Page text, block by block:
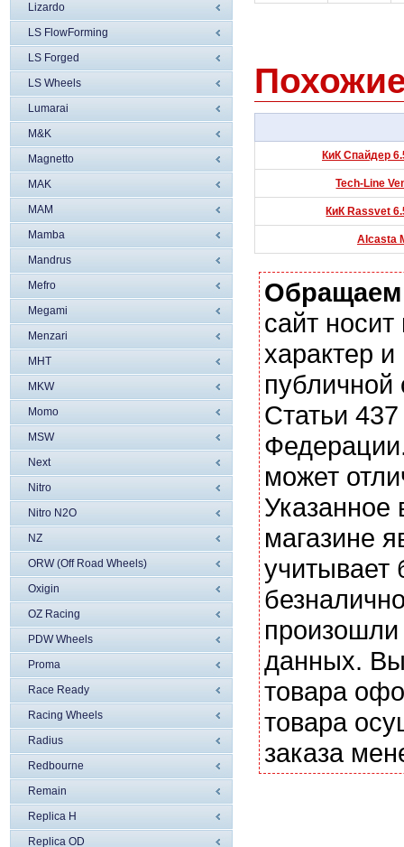
Lizardo
LS FlowForming
LS Forged
LS Wheels
Lumarai
M&K
Magnetto
MAK
MAM
Mamba
Mandrus
Mefro
Megami
Menzari
MHT
MKW
Momo
MSW
Next
Nitro
Nitro N2O
NZ
ORW (Off Road Wheels)
Oxigin
OZ Racing
PDW Wheels
Proma
Race Ready
Racing Wheels
Radius
Redbourne
Remain
Replica H
Replica OD
КиК Спайдер
Tech-Line
КиК Rassvet
Alcasta
сайт
характер
Статьи
может
магазине
учитывает
данных. Вы
товара
товара
заказа